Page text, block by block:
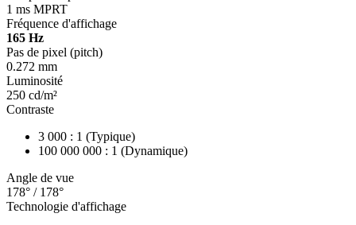
1 ms MPRT
Fréquence d'affichage
165 Hz
Pas de pixel (pitch)
0.272 mm
Luminosité
250 cd/m²
Contraste
3 000 : 1 (Typique)
100 000 000 : 1 (Dynamique)
Angle de vue
178° / 178°
Technologie d'affichage